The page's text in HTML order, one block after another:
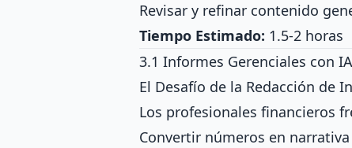
Revisar y refinar contenido
Tiempo Estimado: 1.5-2 horas
3.1 Informes Gerenciales con IA
El Desafío de la Redacción de
Los profesionales financieros
Convertir números en narrativa